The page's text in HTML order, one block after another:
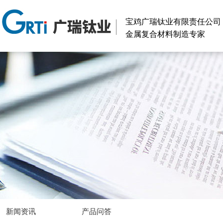
宝鸡广瑞钛业有限责任公司
金属复合材料制造专家
新闻资讯 产品问答